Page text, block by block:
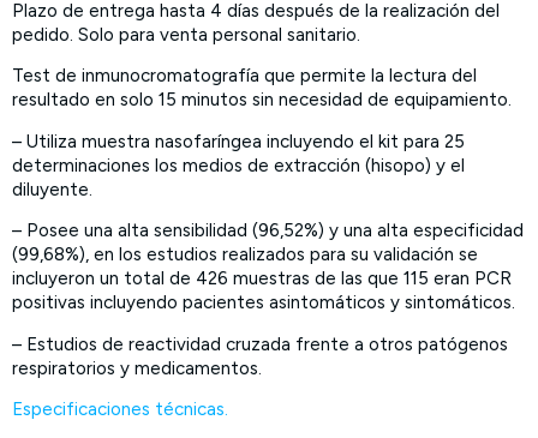
Plazo de entrega hasta 4 días después de la realización del
pedido. Solo para venta personal sanitario.
Test de inmunocromatografía que permite la lectura del
resultado en solo 15 minutos sin necesidad de equipamiento.
– Utiliza muestra nasofaríngea incluyendo el kit para 25
determinaciones los medios de extracción (hisopo) y el
diluyente.
– Posee una alta sensibilidad (96,52%) y una alta especificidad
(99,68%), en los estudios realizados para su validación se
incluyeron un total de 426 muestras de las que 115 eran PCR
positivas incluyendo pacientes asintomáticos y sintomáticos.
– Estudios de reactividad cruzada frente a otros patógenos
respiratorios y medicamentos.
Especificaciones técnicas.